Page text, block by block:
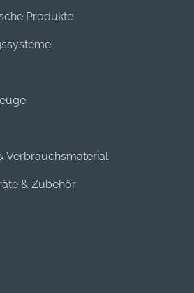
Produkte
Verbrauchsmaterial
& Zubehör